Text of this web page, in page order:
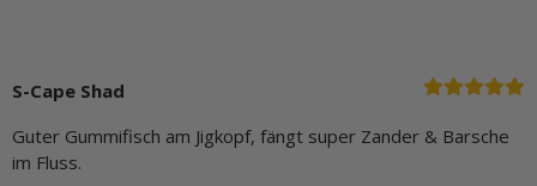
S-Cape Shad
Guter Gummifisch am Jigkopf, fängt super Zander & Barsche
im Fluss.